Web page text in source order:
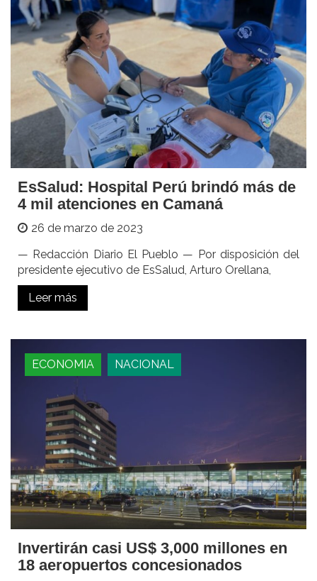
EsSalud: Hospital Perú brindó más de
4 mil atenciones en Camaná
26 de marzo de 2023
— Redacción Diario El Pueblo — Por disposición del
presidente ejecutivo de EsSalud, Arturo Orellana,
Leer más
ECONOMIA NACIONAL
Invertirán casi US$ 3,000 millones en
18 aeropuertos concesionados